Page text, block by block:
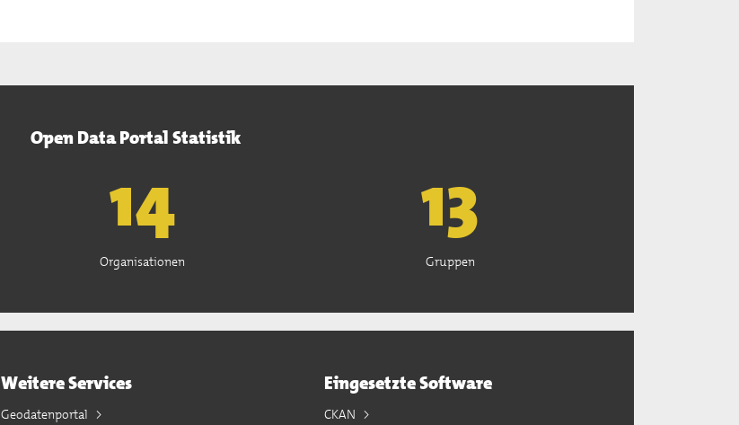
Open Data Portal Statistik
15
Organisationen
13
Gruppen
Weitere Services
Geodatenportal
Eingesetzte Software
CKAN